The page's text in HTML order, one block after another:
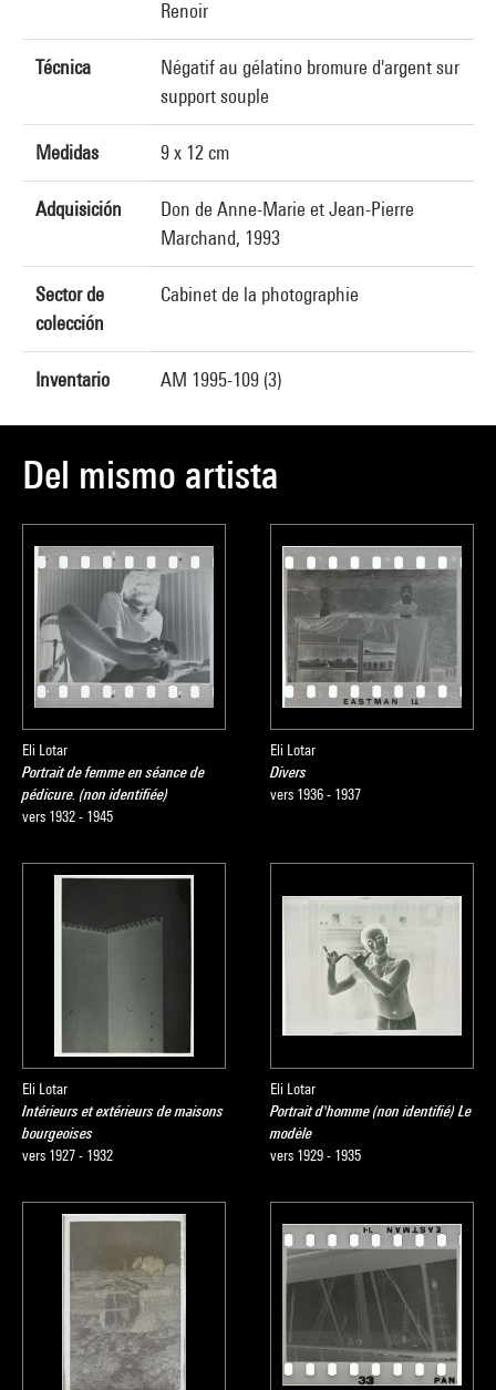
Renoir
Técnica
Négatif au gélatino bromure d'argent sur
support souple
Medidas 9 x 12 cm
Adquisición
Don de Anne-Marie et Jean-Pierre
Marchand, 1993
Sector de
colección
Cabinet de la photographie
Inventario AM 1995-109 (3)
Del mismo artista
Eli Lotar
Portrait de femme en séance de
pédicure. (non identifiée)
vers 1932 - 1945
Eli Lotar
Divers
vers 1936 - 1937
Eli Lotar
Intérieurs et extérieurs de maisons
bourgeoises
vers 1927 - 1932
Eli Lotar
Portrait d'homme (non identifié) Le
modèle
vers 1929 - 1935